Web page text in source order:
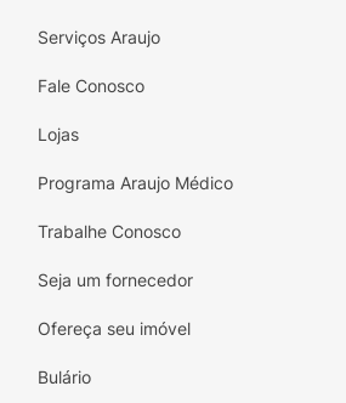
Serviços Araujo
Fale Conosco
Lojas
Programa Araujo Médico
Trabalhe Conosco
Seja um fornecedor
Ofereça seu imóvel
Bulário